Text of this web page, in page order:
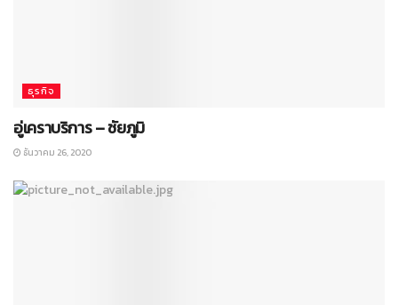
ธุรกิจ
อู่เคราบริการ – ชัยภูมิ
ธันวาคม 26, 2020